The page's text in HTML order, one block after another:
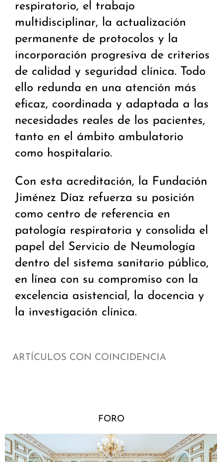
respiratorio, el trabajo
multidisciplinar, la actualización
permanente de protocolos y la
incorporación progresiva de criterios
de calidad y seguridad clínica. Todo
ello redunda en una atención más
eficaz, coordinada y adaptada a las
necesidades reales de los pacientes,
tanto en el ámbito ambulatorio
como hospitalario.
Con esta acreditación, la Fundación
Jiménez Díaz refuerza su posición
como centro de referencia en
patología respiratoria y consolida el
papel del Servicio de Neumología
dentro del sistema sanitario público,
en línea con su compromiso con la
excelencia asistencial, la docencia y
la investigación clínica.
ARTÍCULOS CON COINCIDENCIA
FORO